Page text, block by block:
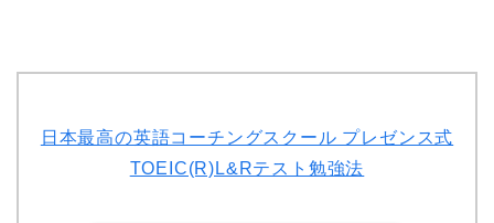
日本最高の英語コーチングスクール プレゼンス式
TOEIC(R)L&Rテスト勉強法